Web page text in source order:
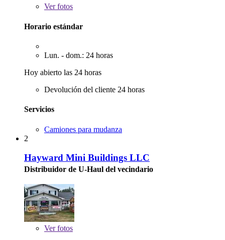
Verfotos
Horario estándar
Lun. - dom.: 24 horas
Hoy abierto las 24 horas
Devolución del cliente 24 horas
Servicios
Camiones para mudanza
2
Hayward Mini Buildings LLC
Distribuidor de U-Haul del vecindario
Verfotos